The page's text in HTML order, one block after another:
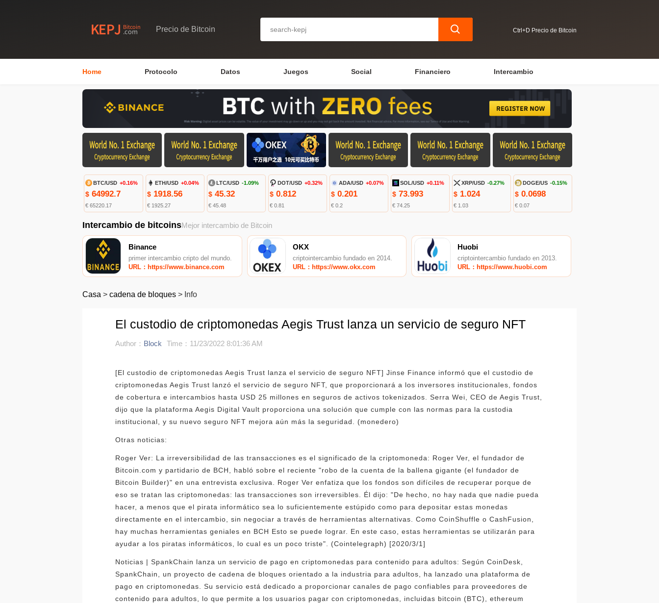
Precio de Bitcoin Ctrl+D Precio de Bitcoin
Home Protocolo Datos Juegos Social Financiero Intercambio
BTC/USD +0.16%
$ 64992.7
€ 65220.17
ETH/USD +0.04%
$1918.56
€ 1925.27
LTC/USD -1.09%
$45.32
€ 45.48
DOT/USD +0.32%
$0.812
€ 0.81
ADA/USD +0.07%
$0.201
€ 0.2
SOL/USD +0.11%
$ 73.993
€ 74.25
XRP/USD -0.27%
$ 1.024
€ 1.03
DOGE/US -0.15%
$ 0.0698
€ 0.07
Intercambio de bitcoinsMejor intercambio de Bitcoin
Binance
primer intercambio cripto del mundo.
URL：https://www.binance.com
OKX
criptointercambio fundado en 2014.
URL：https://www.okx.com
Huobi
criptointercambio fundado en 2013.
URL：https://www.huobi.com
Casa > cadena de bloques > Info
El custodio de criptomonedas Aegis Trust lanza un servicio de seguro NFT
Author： Block Time：11/23/2022 8:01:36 AM
[El custodio de criptomonedas Aegis Trust lanza el servicio de seguro NFT] Jinse Finance informó que el custodio de
criptomonedas Aegis Trust lanzó el servicio de seguro NFT, que proporcionará a los inversores institucionales, fondos
de cobertura e intercambios hasta USD 25 millones en seguros de activos tokenizados. Serra Wei, CEO de Aegis Trust,
dijo que la plataforma Aegis Digital Vault proporciona una solución que cumple con las normas para la custodia
institucional, y su nuevo seguro NFT mejora aún más la seguridad. (monedero)
Otras noticias:
Roger Ver: La irreversibilidad de las transacciones es el significado de la criptomoneda: Roger Ver, el fundador de
Bitcoin.com y partidario de BCH, habló sobre el reciente "robo de la cuenta de la ballena gigante (el fundador de
Bitcoin Builder)" en una entrevista exclusiva. Roger Ver enfatiza que los fondos son difíciles de recuperar porque de
eso se tratan las criptomonedas: las transacciones son irreversibles. Él dijo: "De hecho, no hay nada que nadie pueda
hacer, a menos que el pirata informático sea lo suficientemente estúpido como para depositar estas monedas
directamente en el intercambio, sin negociar a través de herramientas alternativas. Como CoinShuffle o CashFusion,
hay muchas herramientas geniales en BCH Esto se puede lograr. En este caso, estas herramientas se utilizarán para
ayudar a los piratas informáticos, lo cual es un poco triste". (Cointelegraph) [2020/3/1]
Noticias | SpankChain lanza un servicio de pago en criptomonedas para contenido para adultos: Según CoinDesk,
SpankChain, un proyecto de cadena de bloques orientado a la industria para adultos, ha lanzado una plataforma de
pago en criptomonedas. Su servicio está dedicado a proporcionar canales de pago confiables para proveedores de
contenido para adultos, lo que permite a los usuarios pagar con criptomonedas, incluidas bitcoin (BTC), ethereum